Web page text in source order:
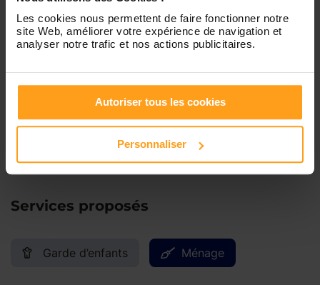
Les cookies nous permettent de faire fonctionner notre
site Web, améliorer votre expérience de navigation et
analyser notre trafic et nos actions publicitaires.
Autoriser tous les cookies
Personnaliser
Vendredi Disponible de 00:00 à 00:00
Disponible de 00:00 à 00:00
Contactez-nous
Services proposés
Garde d’enfants Ménage